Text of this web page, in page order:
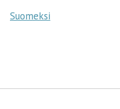
Suomeksi